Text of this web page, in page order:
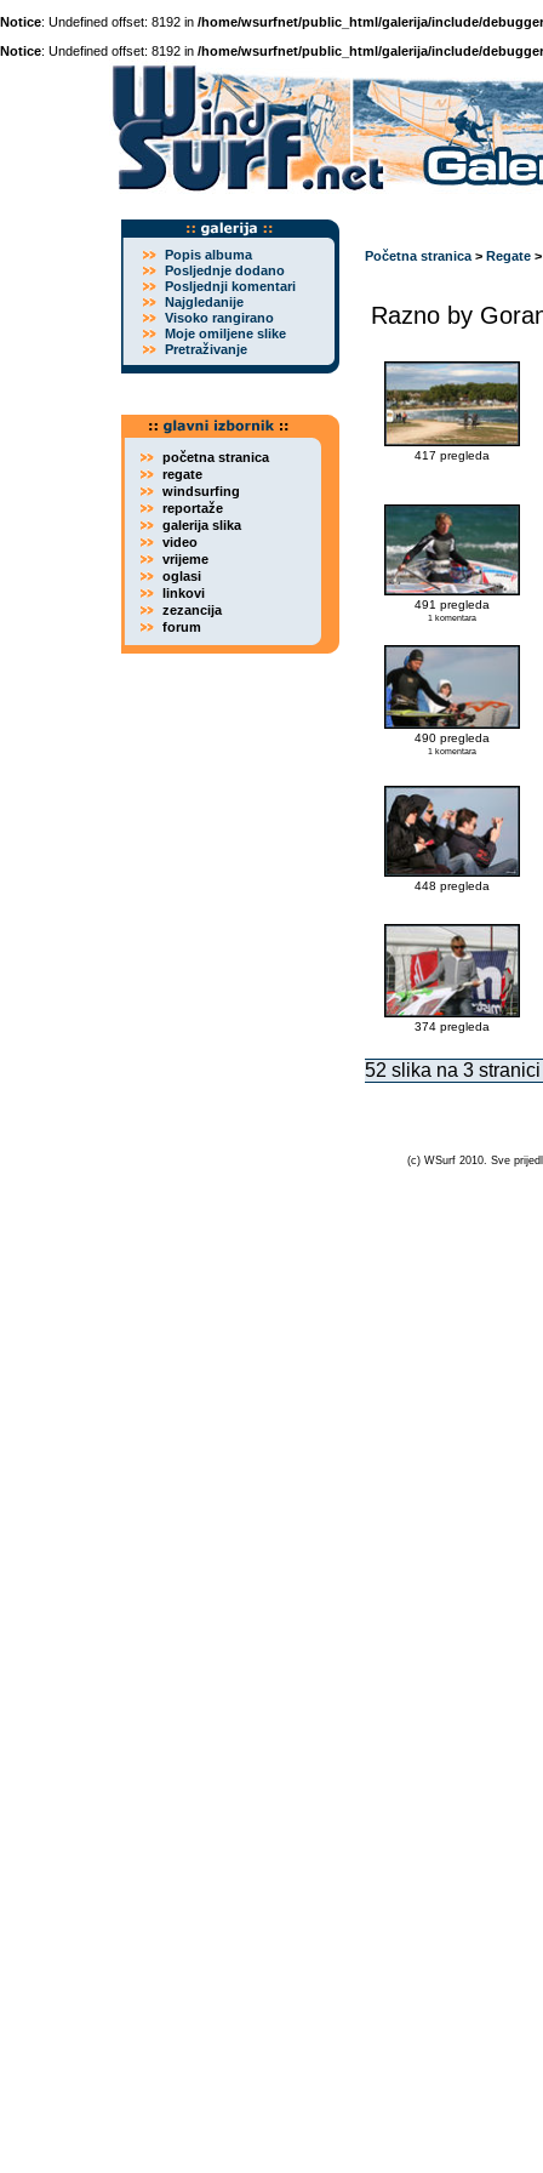
Notice: Undefined offset: 8192 in /home/wsurfnet/public_html/galerija/include/
Notice: Undefined offset: 8192 in /home/wsurfnet/public_html/galerija/include/
Popis albuma
Posljednje dodano
Posljednji komentari
Najgledanije
Visoko rangirano
Moje omiljene slike
Pretraživanje
početna stranica
regate
windsurfing
reportaže
galerija slika
video
vrijeme
oglasi
linkovi
zezancija
forum
Početna stranica > Regate
Razno by
417 pregleda
491 pregleda
1 komentara
490 pregleda
1 komentara
448 pregleda
374 pregleda
52 slika na 3 stranici
(c) WSurf 2010. Sve